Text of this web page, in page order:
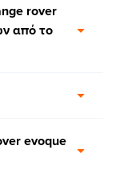
rover
από το
evoque